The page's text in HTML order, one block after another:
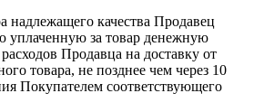
надлежащего качества Продавец
уплаченную за товар денежную
Продавца на доставку от
товара, не позднее чем через 10
Покупателем соответствующего